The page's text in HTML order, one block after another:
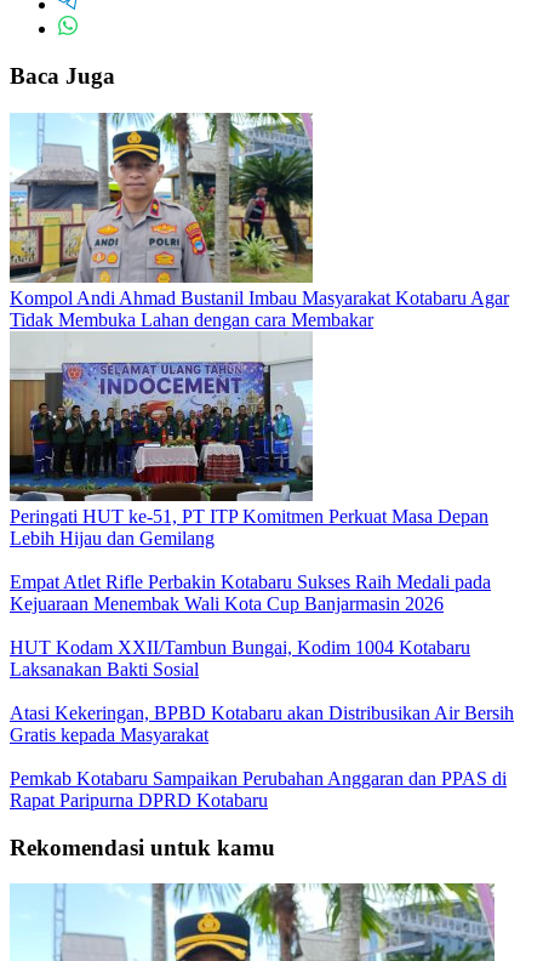
Baca Juga
Kompol Andi Ahmad Bustanil Imbau Masyarakat Kotabaru Agar
Tidak Membuka Lahan dengan cara Membakar
Peringati HUT ke-51, PT ITP Komitmen Perkuat Masa Depan
Lebih Hijau dan Gemilang
Empat Atlet Rifle Perbakin Kotabaru Sukses Raih Medali pada
Kejuaraan Menembak Wali Kota Cup Banjarmasin 2026
HUT Kodam XXII/Tambun Bungai, Kodim 1004 Kotabaru
Laksanakan Bakti Sosial
Atasi Kekeringan, BPBD Kotabaru akan Distribusikan Air Bersih
Gratis kepada Masyarakat
Pemkab Kotabaru Sampaikan Perubahan Anggaran dan PPAS di
Rapat Paripurna DPRD Kotabaru
Rekomendasi untuk kamu